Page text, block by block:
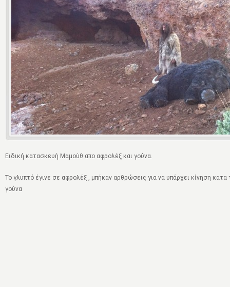
Ειδική κατασκευή Μαμούθ απο αφρολέξ και γούνα.
Το γλυπτό έγινε σε αφρολέξ , μπήκαν αρθρώσεις για να υπάρχει κίνηση
γούνα